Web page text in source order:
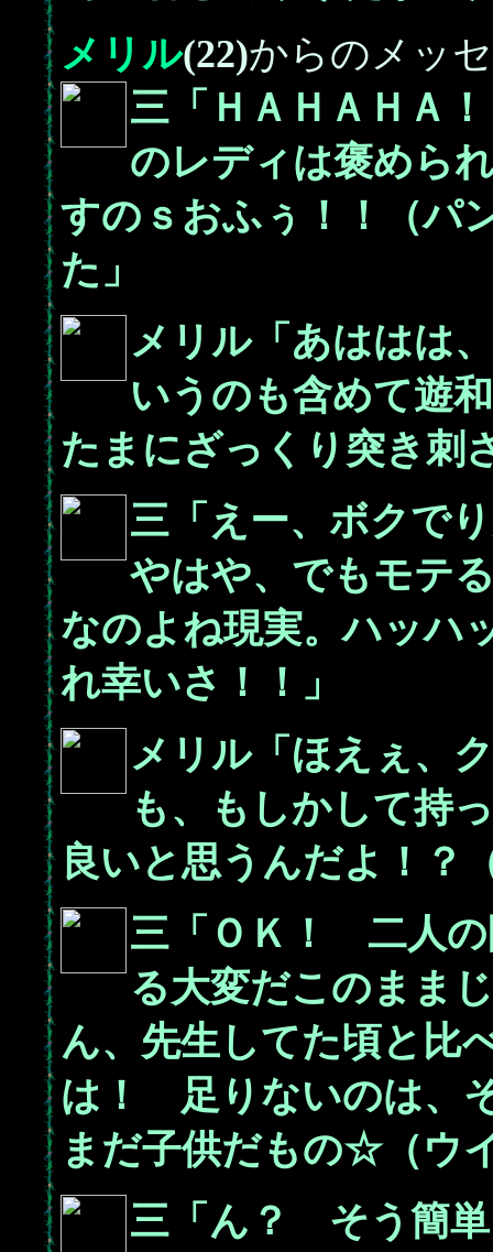
メリル(22)からのメッ
三「ＨＡＨＡＨＡ
のレディは褒めら
すのｓおふぅ！！（パ
た」
メリル「あははは
いうのも含めて遊
たまにざっくり突き
三「えー、ボクで
やはや、でもモテ
なのよね現実。ハッハ
れ幸いさ！！」
メリル「ほえぇ、
も、もしかして持
良いと思うんだよ！？
三「ＯＫ！ 二人の
る大変だこのまま
ん、先生してた頃と比
は！ 足りないのは、
まだ子供だもの☆（ウ
三「ん？ そう簡単